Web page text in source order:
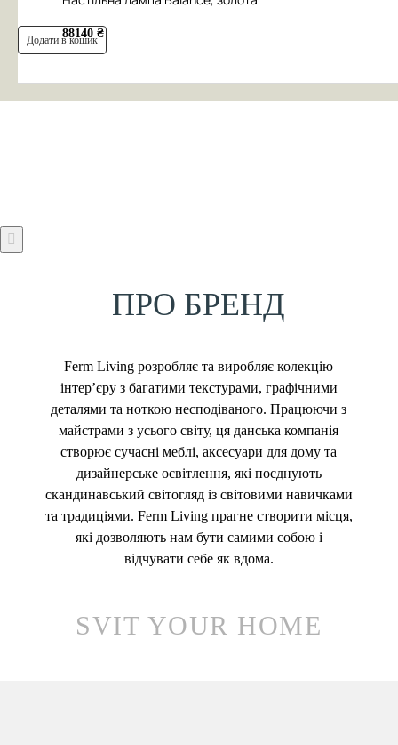
88140 ₴
Додати в кошик
ПРО БРЕНД
Ferm Living розробляє та виробляє колекцію
інтер’єру з багатими текстурами, графічними
деталями та ноткою несподіваного. Працюючи з
майстрами з усього світу, ця данська компанія
створює сучасні меблі, аксесуари для дому та
дизайнерське освітлення, які поєднують
скандинавський світогляд із світовими навичками
та традиціями. Ferm Living прагне створити місця,
які дозволяють нам бути самими собою і
відчувати себе як вдома.
SVIT YOUR HOME